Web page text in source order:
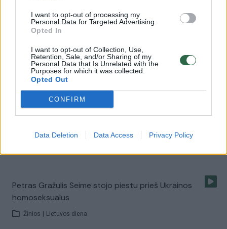
I want to opt-out of processing my
Personal Data for Targeted Advertising.
Opted In
I want to opt-out of Collection, Use,
Retention, Sale, and/or Sharing of my
Personal Data that Is Unrelated with the
Purposes for which it was collected.
Opted Out
CONFIRM
Data Deletion Data Access Privacy Policy
R.Zilnys apie „Ten Walls“ karjerą: „Sugriuvo kaip kortų
namelis“
Žinios | Pramogos
Knyga apie karaliaus meilę karaliui įaudrino lietuvius
Lietuvos diena
Homoseksuali pasaka: kas neįtiko Semui? (III)
Petras Gražulis Seime stojo piestu prieš Ukrainos
homoseksualus
Žinios Lietuvos diena